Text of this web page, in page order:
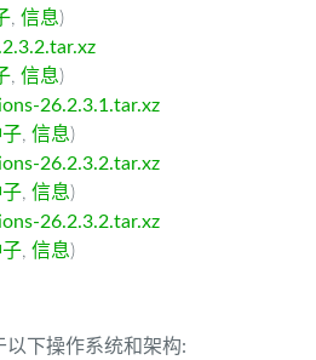
, 信息)
, 信息)
26.2.3.1.tar.xz
, 信息)
26.2.3.2.tar.xz
, 信息)
26.2.3.2.tar.xz
, 信息)
以下操作系统和架构: